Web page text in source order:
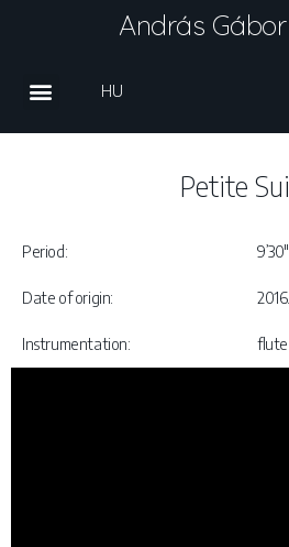
András
HU
Petite
Period: 9’30″
Date of origin: 2016.
Instrumentation: flute